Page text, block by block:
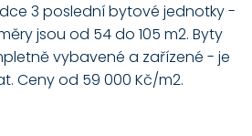
3 poslední bytové jednotky -
jsou od 54 do 105 m2. Byty
vybavené a zařízené - je
Ceny od 59 000 Kč/m2.